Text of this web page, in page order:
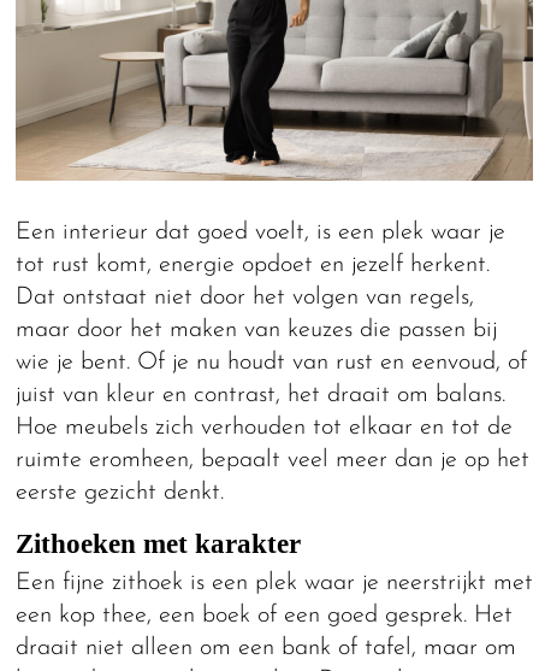
Een interieur dat goed voelt, is een plek waar je
tot rust komt, energie opdoet en jezelf herkent.
Dat ontstaat niet door het volgen van regels,
maar door het maken van keuzes die passen bij
wie je bent. Of je nu houdt van rust en eenvoud, of
juist van kleur en contrast, het draait om balans.
Hoe meubels zich verhouden tot elkaar en tot de
ruimte eromheen, bepaalt veel meer dan je op het
eerste gezicht denkt.
Zithoeken met karakter
Een fijne zithoek is een plek waar je neerstrijkt met
een kop thee, een boek of een goed gesprek. Het
draait niet alleen om een bank of tafel, maar om